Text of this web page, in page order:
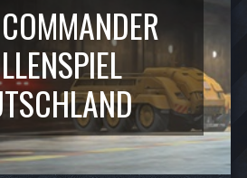
v
g
a
t
i
o
n